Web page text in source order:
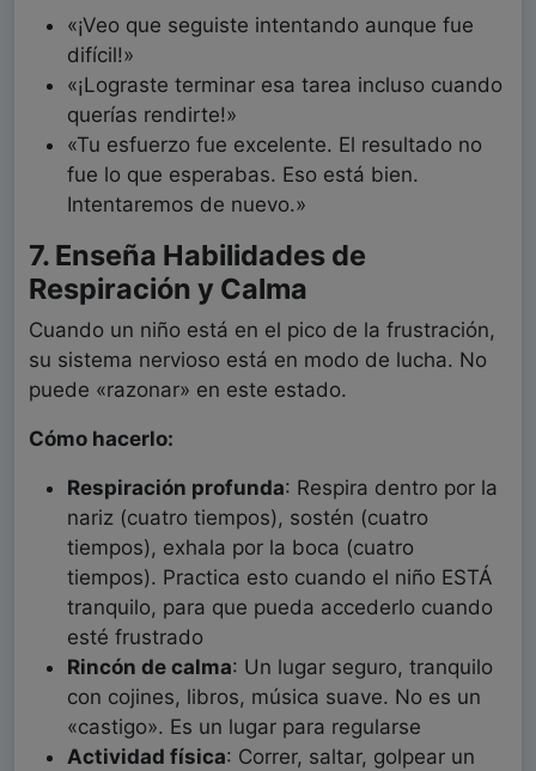
«¡Veo que seguiste intentando aunque fue
difícil!»
«¡Lograste terminar esa tarea incluso cuando
querías rendirte!»
«Tu esfuerzo fue excelente. El resultado no
fue lo que esperabas. Eso está bien.
Intentaremos de nuevo.»
7. Enseña Habilidades de
Respiración y Calma
Cuando un niño está en el pico de la frustración,
su sistema nervioso está en modo de lucha. No
puede «razonar» en este estado.
Cómo hacerlo:
Respiración profunda: Respira dentro por la
nariz (cuatro tiempos), sostén (cuatro
tiempos), exhala por la boca (cuatro
tiempos). Practica esto cuando el niño ESTÁ
tranquilo, para que pueda accederlo cuando
esté frustrado
Rincón de calma: Un lugar seguro, tranquilo
con cojines, libros, música suave. No es un
«castigo». Es un lugar para regularse
Actividad física: Correr, saltar, golpear un